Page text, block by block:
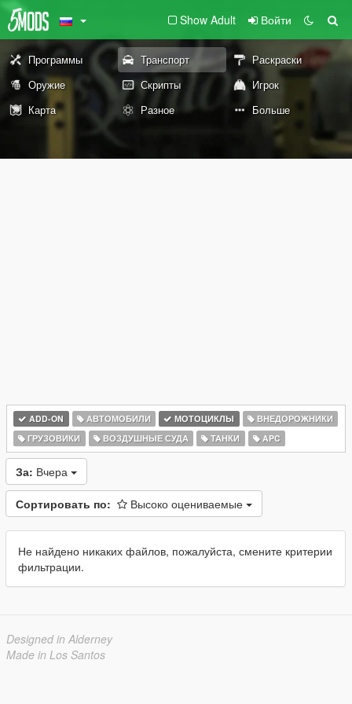
Show Adult Войти
Программы Транспорт
Раскраски
Оружие
Скрипты
Игрок
Карта
Разное Больше
ADD-ON АВТОМОБИЛИ МОТОЦИКЛЫ
ВНЕДОРОЖНИКИ
ГРУЗОВИКИ
ВОЗДУШНЫЕ СУДА ТАНКИ APC
За: Вчера
Сортировать по: Высоко оцениваемые
Не найдено никаких файлов, пожалуйста, смените критерии
фильтрации.
Designed in Alderney
Made in Los Santos